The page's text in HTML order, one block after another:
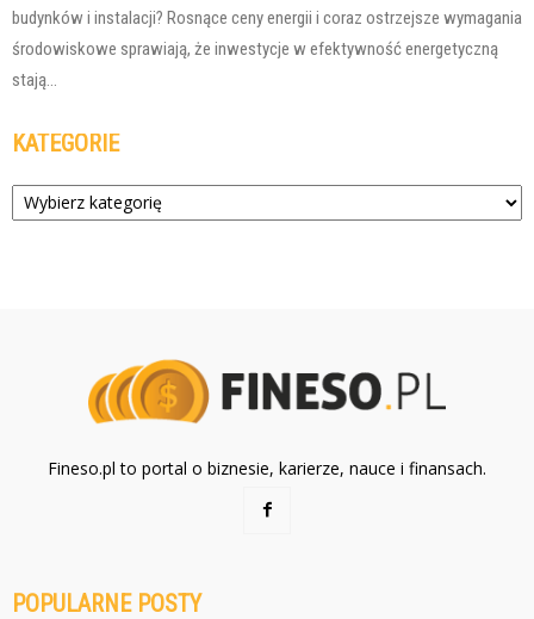
budynków i instalacji? Rosnące ceny energii i coraz ostrzejsze wymagania
środowiskowe sprawiają, że inwestycje w efektywność energetyczną
stają...
KATEGORIE
Kategorie
Fineso.pl to portal o biznesie, karierze, nauce i finansach.
POPULARNE POSTY